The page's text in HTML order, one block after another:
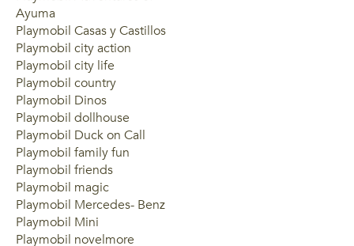
Ayuma
Playmobil Casas y Castillos
Playmobil city action
Playmobil city life
Playmobil country
Playmobil Dinos
Playmobil dollhouse
Playmobil Duck on Call
Playmobil family fun
Playmobil friends
Playmobil magic
Playmobil Mercedes- Benz
Playmobil Mini
Playmobil novelmore